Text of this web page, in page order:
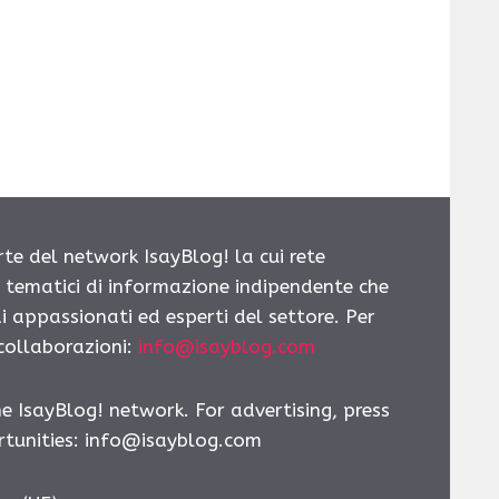
del network IsayBlog! la cui rete
di informazione indipendente che
ed esperti del settore. Per
info@isayblog.com
IsayBlog! network. For advertising, press
info@isayblog.com